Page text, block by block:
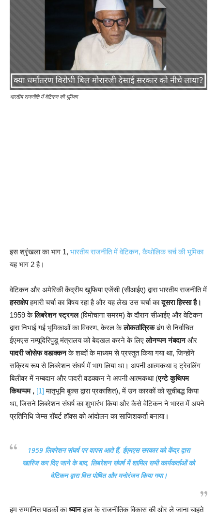
भारतीय राजनीति में वेटिकन की भूमिका
इस श्रृंखला का भाग 1, भारतीय राजनीति में वेटिकन, कैथोलिक चर्च की भूमिका
यह भाग 2 है।
वेटिकन और अमेरिकी केंद्रीय खुफिया एजेंसी (सीआईए) द्वारा भारतीय राजनीति में
हस्तक्षेपहमारी चर्चा का विषय रहा है और यह लेख उस चर्चा कादूसरा हिस्सा है।
1959 केलिबरेशन स्ट्रगल(विमोचाना समरम) के दौरान सीआईए और वेटिकन
द्वारा निभाई गई भूमिकाओं का विवरण, केरल केलोकतांत्रिकढंग से निर्वाचित
ईएमएस नम्पूदिरिपुडू मंत्रालय को बेदखल करने के लिएलोनप्पन नंबदानऔर
पादरी जोसेफ वडाक्कनके शब्दों के माध्यम से प्रस्तुत किया गया था, जिन्होंने
सक्रिय रूप से लिबरेशन संघर्ष में भाग लिया था। अपनी आत्मकथा द ट्रेवलिंग
बिलीवर में नम्बदान और पादरी वडक्कन ने अपनी आत्मकथा (एन्टे कुथिपम
किथप्पम , [1] मातृभूमि बुक्स द्वारा प्रकाशित), में उन कारकों को सूचीबद्ध किया
था, जिसने लिबरेशन संघर्ष का शुभारंभ किया और कैसे वेटिकन ने भारत में अपने
प्रतिनिधि जेम्स रॉबर्ट हॉक्स को आंदोलन का साजिशकर्ता बनाया।
1959 लिबरेशन संघर्ष पर वापस आते हैं, ईएमएस सरकार को केंद्र द्वारा
खारिज कर दिए जाने के बाद, लिबरेशन संघर्ष में शामिल सभी कार्यकर्ताओं को
वेटिकन द्वारा वित्त पोषित और मनोरंजन किया गया।
हम सम्मानित पाठकों काध्यानहाल के राजनीतिक विकास की ओर ले जाना चाहते